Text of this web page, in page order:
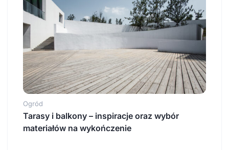
Ogród
Tarasy i balkony – inspiracje oraz wybór
materiałów na wykończenie